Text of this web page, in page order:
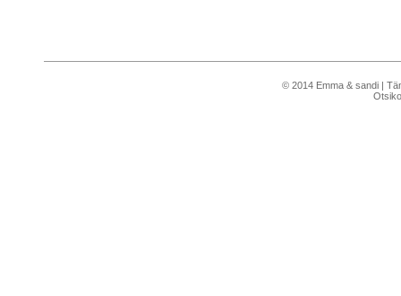
© 2014 Emma & sandi |